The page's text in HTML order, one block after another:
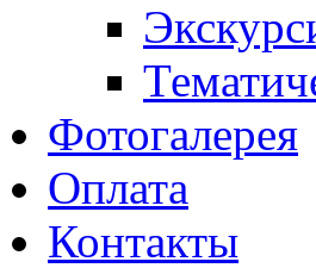
Фотогалерея
Оплата
Контакты